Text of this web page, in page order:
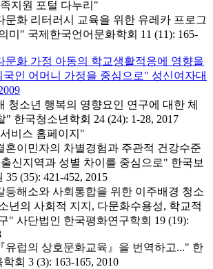
지원 포털 다누리"
문화 리터러시 교육을 위한 유레카 프로그
미" 국제한국언어문화학회 11 (11): 165-
문화 가정 아동의 학교생활적응에 영향을
국인 어머니 가정을 중심으로" 성신여자대
청소년 행복의 영향요인 연구에 대한 체
" 한국청소년학회 24 (24): 1-28, 2017
비스 홈페이지"
혼이민자의 차별경험과 주관적 건강수준
신지역과 성별 차이를 중심으로" 한국보
(35): 421-452, 2015
등해소와 사회통합을 위한 이주배경 청소
년의 사회적 지지, 다문화수용성, 학교적
" 사단법인 한국평화연구학회 19 (19):
유럽의 상호문화교육』을 번역하고..." 한
회 3 (3): 163-165, 2010